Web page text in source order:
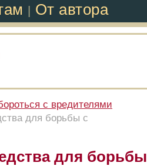
От автора
с вредителями
для борьбы с
для борьбы